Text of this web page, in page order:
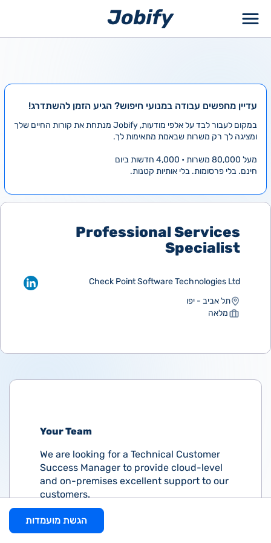
עדיין מחפשים עבודה במנועי חיפוש? הגיע הזמן להשתדרג!
במקום לעבור לבד על אלפי מודעות, Jobify מנתחת את קורות החיים שלך
ומציגה לך רק משרות שבאמת מתאימות לך.
מעל 80,000 משרות • 4,000 חדשות ביום
חינם. בלי פרסומות. בלי אותיות קטנות.
Professional Services
Specialist
Check Point Software Technologies Ltd
תל אביב - יפו
מלאה
Your Team
We are looking for a Technical Customer
Success Manager to provide cloud-level
and on-premises excellent support to our
customers.
In this role you will work closely with
customers, partners, R&D and Customer
הגשת מועמדות